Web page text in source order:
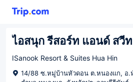
ไอสนุก รีสอร์ท แอนด์ สวี
ISanook Resort & Suites Hua Hin
14/88 ซ.หมู่บ้านหัวดอน ต.หนองแก, อ.